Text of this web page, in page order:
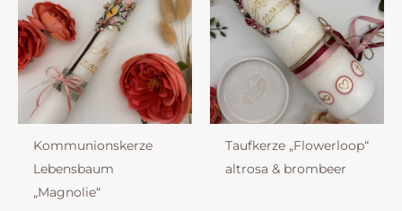
Kommunionskerze
Lebensbaum
„Magnolie“
Taufkerze „Flowerloop“
altrosa & brombeer